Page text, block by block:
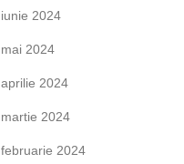
iunie 2024
mai 2024
aprilie 2024
martie 2024
februarie 2024